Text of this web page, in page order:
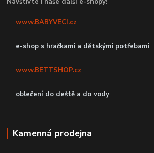
www.BABYVECI.cz
e-shop s hračkami a dětskými potřebami
www.BETTSHOP.cz
oblečení do deště a do vody
Kamenná prodejna